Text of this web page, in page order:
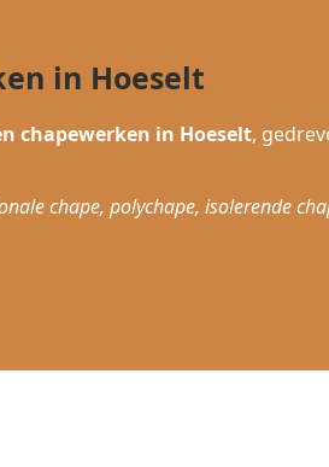
in Hoeselt
chapewerken in Hoeselt,
chape, polychape, isolerende